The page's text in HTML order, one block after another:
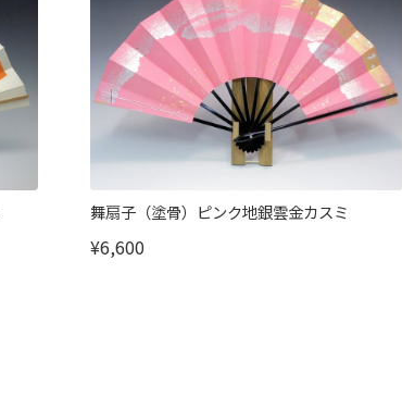
舞扇子（塗骨）ピンク地銀雲金カスミ
¥6,600